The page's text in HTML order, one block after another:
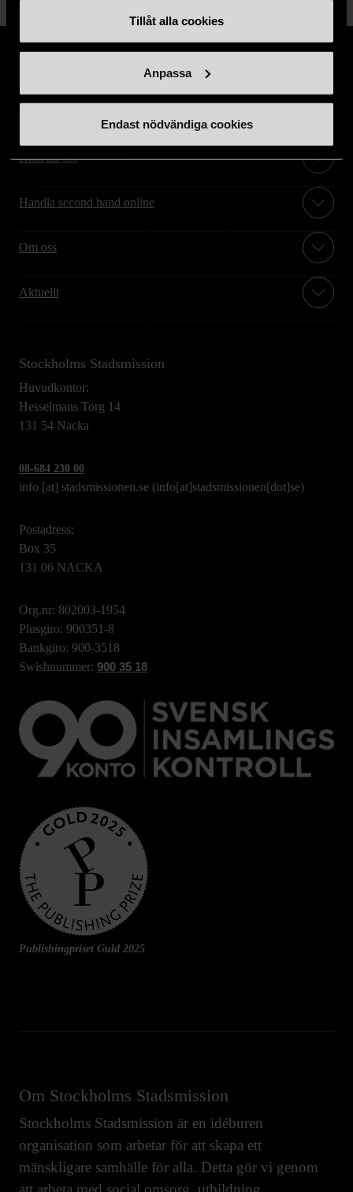
Tillåt alla cookies
Anpassa
Endast nödvändiga cookies
Hitta till oss
Handla second hand online
Om oss
Aktuellt
Stockholms Stadsmission
Huvudkontor:
Hesselmans Torg 14
131 54 Nacka
08-684 230 00
info [at] stadsmissionen.se (info[at]stadsmissionen[dot]se)
Postadress:
Box 35
131 06 NACKA
Org.nr: 802003-1954
Plusgiro: 900351-8
Bankgiro: 900-3518
Swishnummer: 900 35 18
Publishingpriset Guld 2025
Om Stockholms Stadsmission
Stockholms Stadsmission är en idéburen
organisation som arbetar för att skapa ett
mänskligare samhälle för alla. Detta gör vi genom